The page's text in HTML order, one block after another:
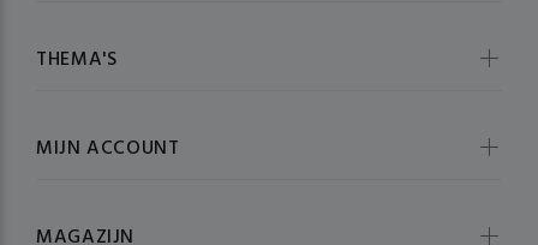
THEMA'S
MIJN ACCOUNT
MAGAZIJN